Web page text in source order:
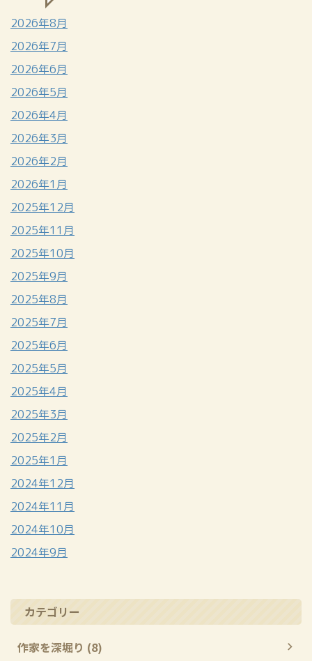
2026年8月
2026年7月
2026年6月
2026年5月
2026年4月
2026年3月
2026年2月
2026年1月
2025年12月
2025年11月
2025年10月
2025年9月
2025年8月
2025年7月
2025年6月
2025年5月
2025年4月
2025年3月
2025年2月
2025年1月
2024年12月
2024年11月
2024年10月
2024年9月
カテゴリー
作家を深堀り (8)